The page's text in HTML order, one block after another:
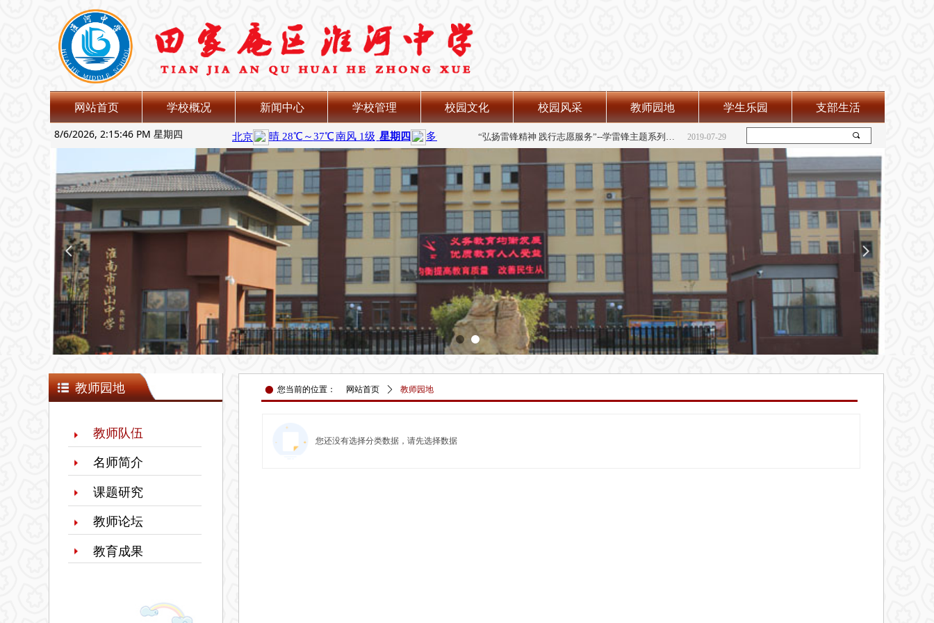
8/6/2026, 2:15:46 PM 星期四 끠
2019-07-29
2019-07-29
品味楚汉文化 探寻美丽淮南
2019-07-29
淮河中学党支部顺利召开换届选举大会
网站首页 学校概况 新闻中心 学校管理 校园文化 校园风采 教师园地 学生乐园 支部生活
넳 넲
教师园地
教师队伍
名师简介
课题研究
教师论坛
教育成果
넸您当前的位置： 网站首页 ꄲ 教师园地
您还没有选择分类数据，请先选择数据